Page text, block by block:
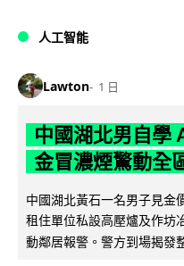
人工智能
Lawton 1 日
中國湖北男自學
金冒濃煙驚動全
中國湖北黃石一名男子見金
租住單位私設高壓爐及作坊
動鄰居報警。警方到場揭發